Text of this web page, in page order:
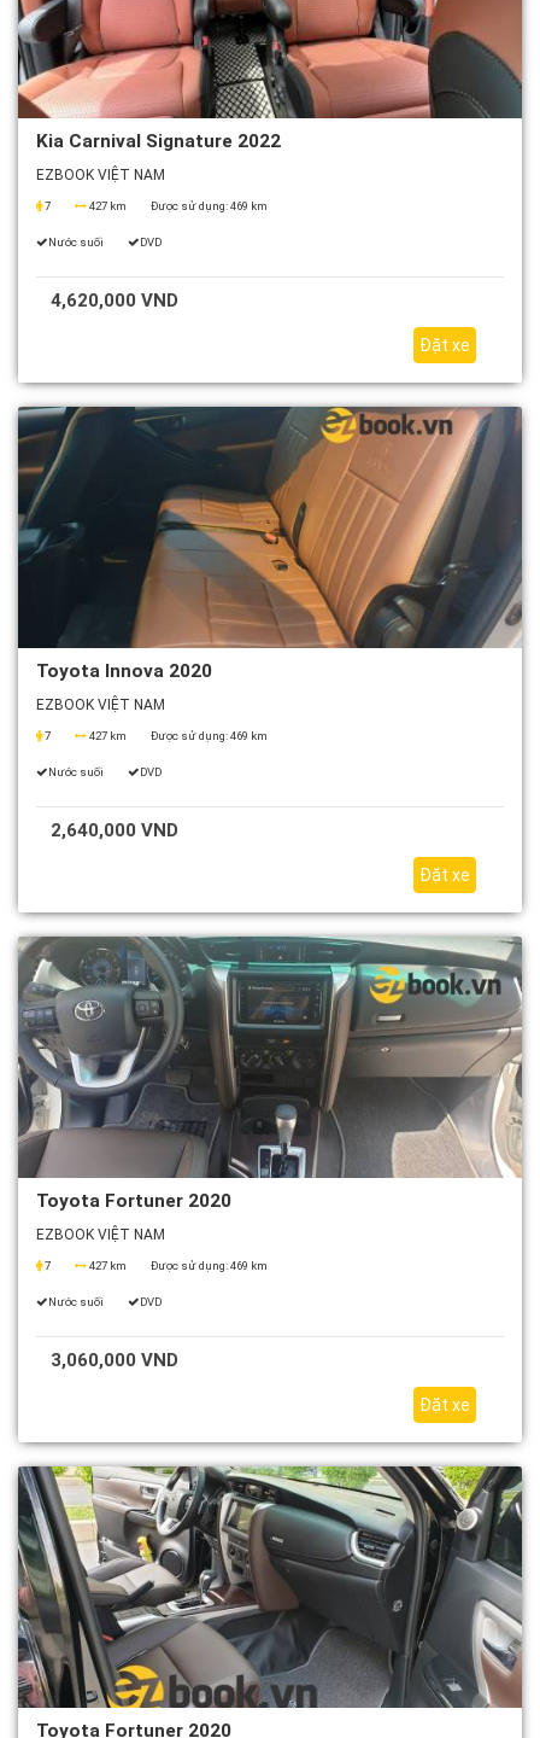
Kia Carnival Signature 2022
EZBOOK VIỆT NAM
7 427 km Được sử dụng:469 km
Nước suối DVD
4,620,000 VND
Đặt xe
Toyota Innova 2020
EZBOOK VIỆT NAM
7 427 km Được sử dụng:469 km
Nước suối DVD
2,640,000 VND
Đặt xe
Toyota Fortuner 2020
EZBOOK VIỆT NAM
7 427 km Được sử dụng:469 km
Nước suối DVD
3,060,000 VND
Đặt xe
Toyota Fortuner 2020